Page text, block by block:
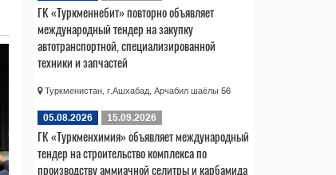
ГК «Туркменнебит» повторно объявляет
международный тендер на закупку
автотранспортной, специализированной
техники и запчастей
Туркменистан, г.Ашхабад, Арчабил шаёлы 56
05.08.2026 15.09.2026
ГК «Туркменхимия» объявляет международный
тендер на строительство комплекса по
производству аммиачной селитры и карбамида